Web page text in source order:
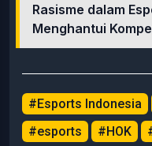
Rasisme dalam
Menghantui
#Esports Indonesia
#esports
#HOK